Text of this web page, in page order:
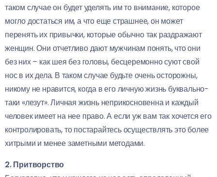
таком случае он будет уделять им то внимание, которое
могло достаться им, а что еще страшнее, он может
перенять их привычки, которые обычно так раздражают
женщин. Они отчетливо дают мужчинам понять, что они
без них – как шея без головы, бесцеремонно суют свой
нос в их дела. В таком случае будьте очень осторожны,
никому не нравится, когда в его личную жизнь буквально-
таки «лезут». Личная жизнь неприкосновенна и каждый
человек имеет на нее право. А если уж вам так хочется его
контролировать, то постарайтесь осуществлять это более
хитрыми и менее заметными методами.
2. Притворство